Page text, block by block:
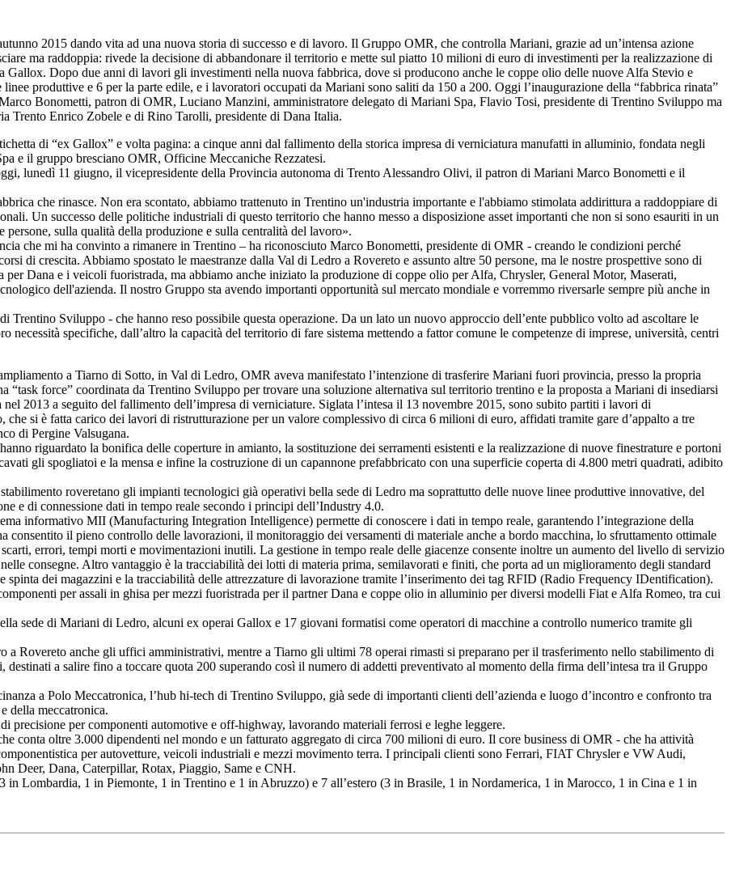
2015 dando vita ad una nuova storia di successo e di lavoro. Il Gruppo OMR, che controlla Mariani, grazie ad un’intensa azione
ma raddoppia: rivede la decisione di abbandonare il territorio e mette sul piatto 10 milioni di euro di investimenti per la realizzazione di
Gallox. Dopo due anni di lavori gli investimenti nella nuova fabbrica, dove si producono anche le coppe olio delle nuove Alfa Stevio e
produttive e 6 per la parte edile, e i lavoratori occupati da Mariani sono saliti da 150 a 200. Oggi l’inaugurazione della “fabbrica rinata”
Bonometti, patron di OMR, Luciano Manzini, amministratore delegato di Mariani Spa, Flavio Tosi, presidente di Trentino Sviluppo ma
Trento Enrico Zobele e di Rino Tarolli, presidente di Dana Italia.
di “ex Gallox” e volta pagina: a cinque anni dal fallimento della storica impresa di verniciatura manufatti in alluminio, fondata negli
e il gruppo bresciano OMR, Officine Meccaniche Rezzatesi.
lunedì 11 giugno, il vicepresidente della Provincia autonoma di Trento Alessandro Olivi, il patron di Mariani Marco Bonometti e il
che rinasce. Non era scontato, abbiamo trattenuto in Trentino un'industria importante e l'abbiamo stimolata addirittura a raddoppiare di
Un successo delle politiche industriali di questo territorio che hanno messo a disposizione asset importanti che non si sono esauriti in un
sulla qualità della produzione e sulla centralità del lavoro».
che mi ha convinto a rimanere in Trentino – ha riconosciuto Marco Bonometti, presidente di OMR - creando le condizioni perché
di crescita. Abbiamo spostato le maestranze dalla Val di Ledro a Rovereto e assunto altre 50 persone, ma le nostre prospettive sono di
per Dana e i veicoli fuoristrada, ma abbiamo anche iniziato la produzione di coppe olio per Alfa, Chrysler, General Motor, Maserati,
dell'azienda. Il nostro Gruppo sta avendo importanti opportunità sul mercato mondiale e vorremmo riversarle sempre più anche in
Trentino Sviluppo - che hanno reso possibile questa operazione. Da un lato un nuovo approccio dell’ente pubblico volto ad ascoltare le
specifiche, dall’altro la capacità del territorio di fare sistema mettendo a fattor comune le competenze di imprese, università, centri
a Tiarno di Sotto, in Val di Ledro, OMR aveva manifestato l’intenzione di trasferire Mariani fuori provincia, presso la propria
“task force” coordinata da Trentino Sviluppo per trovare una soluzione alternativa sul territorio trentino e la proposta a Mariani di insediarsi
2013 a seguito del fallimento dell’impresa di verniciature. Siglata l’intesa il 13 novembre 2015, sono subito partiti i lavori di
si è fatta carico dei lavori di ristrutturazione per un valore complessivo di circa 6 milioni di euro, affidati tramite gare d’appalto a tre
di Pergine Valsugana.
riguardato la bonifica delle coperture in amianto, la sostituzione dei serramenti esistenti e la realizzazione di nuove finestrature e portoni
gli spogliatoi e la mensa e infine la costruzione di un capannone prefabbricato con una superficie coperta di 4.800 metri quadrati, adibito
roveretano gli impianti tecnologici già operativi bella sede di Ledro ma soprattutto delle nuove linee produttive innovative, del
e di connessione dati in tempo reale secondo i principi dell’Industry 4.0.
informativo MII (Manufacturing Integration Intelligence) permette di conoscere i dati in tempo reale, garantendo l’integrazione della
consentito il pieno controllo delle lavorazioni, il monitoraggio dei versamenti di materiale anche a bordo macchina, lo sfruttamento ottimale
errori, tempi morti e movimentazioni inutili. La gestione in tempo reale delle giacenze consente inoltre un aumento del livello di servizio
consegne. Altro vantaggio è la tracciabilità dei lotti di materia prima, semilavorati e finiti, che porta ad un miglioramento degli standard
dei magazzini e la tracciabilità delle attrezzature di lavorazione tramite l’inserimento dei tag RFID (Radio Frequency IDentification).
per assali in ghisa per mezzi fuoristrada per il partner Dana e coppe olio in alluminio per diversi modelli Fiat e Alfa Romeo, tra cui
sede di Mariani di Ledro, alcuni ex operai Gallox e 17 giovani formatisi come operatori di macchine a controllo numerico tramite gli
a Rovereto anche gli uffici amministrativi, mentre a Tiarno gli ultimi 78 operai rimasti si preparano per il trasferimento nello stabilimento di
a salire fino a toccare quota 200 superando così il numero di addetti preventivato al momento della firma dell’intesa tra il Gruppo
a Polo Meccatronica, l’hub hi-tech di Trentino Sviluppo, già sede di importanti clienti dell’azienda e luogo d’incontro e confronto tra
della meccatronica.
precisione per componenti automotive e off-highway, lavorando materiali ferrosi e leghe leggere.
conta oltre 3.000 dipendenti nel mondo e un fatturato aggregato di circa 700 milioni di euro. Il core business di OMR - che ha attività
per autovetture, veicoli industriali e mezzi movimento terra. I principali clienti sono Ferrari, FIAT Chrysler e VW Audi,
Deer, Dana, Caterpillar, Rotax, Piaggio, Same e CNH.
Lombardia, 1 in Piemonte, 1 in Trentino e 1 in Abruzzo) e 7 all’estero (3 in Brasile, 1 in Nordamerica, 1 in Marocco, 1 in Cina e 1 in